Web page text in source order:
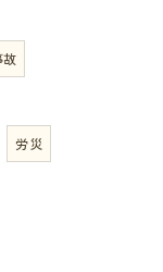
故
労災